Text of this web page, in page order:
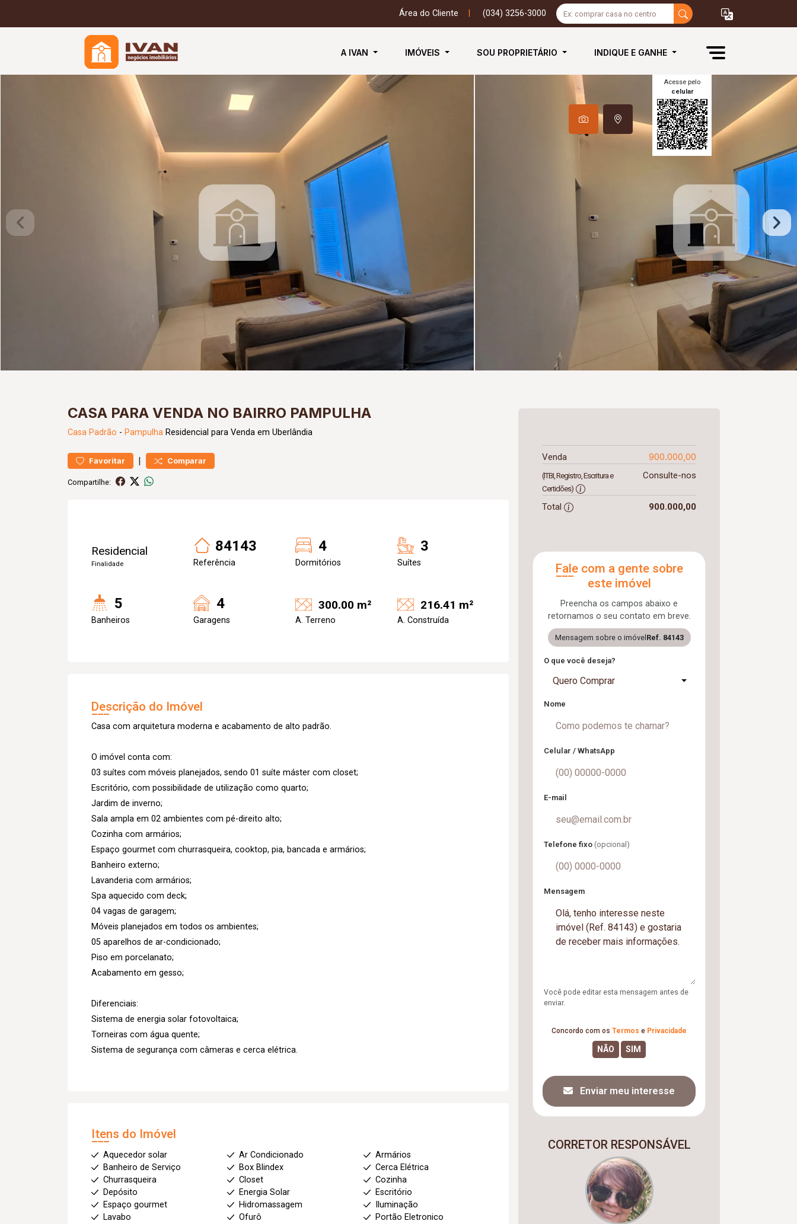
Área do Cliente (034) 3256-3000
A IVAN IMÓVEIS SOU PROPRIETÁRIO INDIQUE E GANHE
Acesse pelo
celular
CASA PARA VENDA NO BAIRRO PAMPULHA
Casa Padrão - Pampulha Residencial para Venda em Uberlândia
Favoritar | Comparar
Compartilhe:
Residencial
Finalidade
84143
Referência
4
Dormitórios
3
Suítes
5
Banheiros
4
Garagens
300.00 m²
A. Terreno
216.41 m²
A. Construída
Descrição do Imóvel
Casa com arquitetura moderna e acabamento de alto padrão.
O imóvel conta com:
03 suítes com móveis planejados, sendo 01 suíte máster com closet;
Escritório, com possibilidade de utilização como quarto;
Jardim de inverno;
Sala ampla em 02 ambientes com pé-direito alto;
Cozinha com armários;
Espaço gourmet com churrasqueira, cooktop, pia, bancada e armários;
Banheiro externo;
Lavanderia com armários;
Spa aquecido com deck;
04 vagas de garagem;
Móveis planejados em todos os ambientes;
05 aparelhos de ar-condicionado;
Piso em porcelanato;
Acabamento em gesso;
Diferenciais:
Sistema de energia solar fotovoltaica;
Torneiras com água quente;
Sistema de segurança com câmeras e cerca elétrica.
Itens do Imóvel
Aquecedor solar Ar Condicionado
Armários
Banheiro de Serviço
Box Blindex
Cerca Elétrica
Churrasqueira
Closet
Cozinha
Depósito
Energia Solar
Escritório
Espaço gourmet
Hidromassagem
Iluminação
Lavabo
Ofurô
Portão Eletronico
Venda 900.000,00
(ITBI, Registro, Escritura e
Certidões)
Consulte-nos
Total 900.000,00
Fale com a gente sobre
este imóvel
Preencha os campos abaixo e
retornamos o seu contato em breve.
Mensagem sobre o imóvel Ref. 84143
O que você deseja?
Quero Comprar
Nome
Celular / WhatsApp
E-mail
Telefone fixo (opcional)
Mensagem
Você pode editar esta mensagem antes de
enviar.
Concordo com os Termos e Privacidade
Enviar meu interesse
CORRETOR RESPONSÁVEL